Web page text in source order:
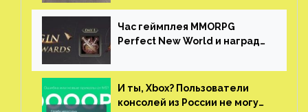
китайской таможни
Час геймплея MMORPG
Perfect New World и награды
И ты, Xbox? Пользователи
консолей из России не могут